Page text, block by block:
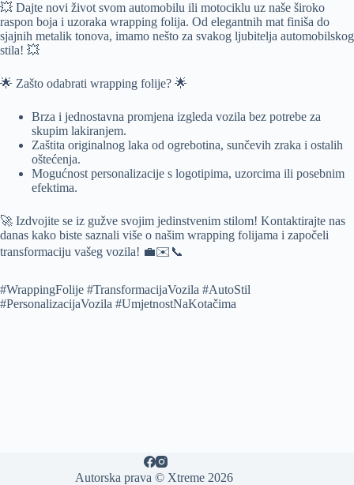
💥 Dajte novi život svom automobilu ili motociklu uz naše široko
raspon boja i uzoraka wrapping folija. Od elegantnih mat finiša do
sjajnih metalik tonova, imamo nešto za svakog ljubitelja automobilskog
stila! 💥
🌟 Zašto odabrati wrapping folije? 🌟
Brza i jednostavna promjena izgleda vozila bez potrebe za
skupim lakiranjem.
Zaštita originalnog laka od ogrebotina, sunčevih zraka i ostalih
oštećenja.
Mogućnost personalizacije s logotipima, uzorcima ili posebnim
efektima.
🚀 Izdvojite se iz gužve svojim jedinstvenim stilom! Kontaktirajte nas
danas kako biste saznali više o našim wrapping folijama i započeli
transformaciju vašeg vozila! 💼✉️📞
#WrappingFolije #TransformacijaVozila #AutoStil
#PersonalizacijaVozila #UmjetnostNaKotačima
Autorska prava © Xtreme 2026